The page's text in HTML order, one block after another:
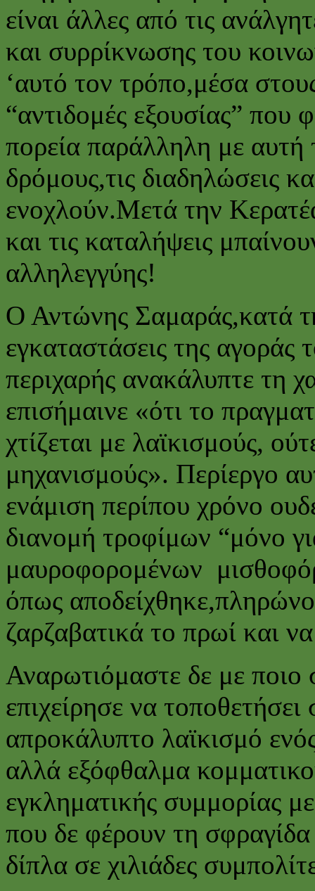
είναι άλλες από τις
και συρρίκνωσης του
‘αυτό τον τρόπο,μέσα
“αντιδομές εξουσίας”
πορεία παράλληλη με
δρόμους,τις διαδηλώσεις
ενοχλούν.Μετά την
και τις καταλήψεις
αλληλεγγύης!
Ο Αντώνης Σαμαράς,κατά
εγκαταστάσεις της αγοράς
περιχαρής ανακάλυπτε τη
επισήμαινε «ότι το
χτίζεται με λαϊκισμούς,
μηχανισμούς». Περίεργο
ενάμιση περίπου χρόνο
διανομή τροφίμων “μόνο
μαυροφορομένων
όπως
ζαρζαβατικά το πρωί και
Αναρωτιόμαστε δε με
επιχείρησε να
απροκάλυπτο λαϊκισμό
αλλά εξόφθαλμα
εγκληματικής συμμορίας
που δε φέρουν τη
δίπλα σε χιλιάδες